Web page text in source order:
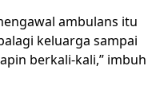
ambulans itu
keluarga sampai
berkali-kali,” imbuh